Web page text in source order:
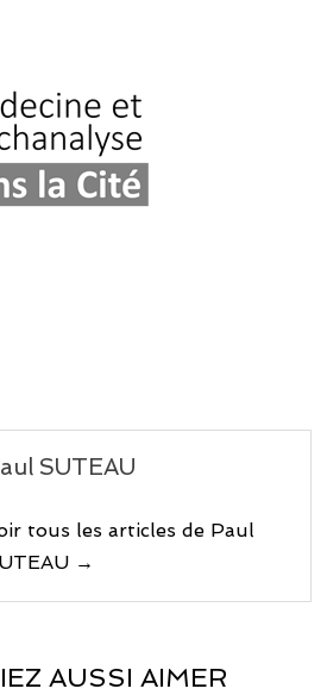
:
SUTEAU
tous les articles de Paul
→
AUSSI AIMER